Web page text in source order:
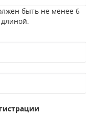
быть не менее 6